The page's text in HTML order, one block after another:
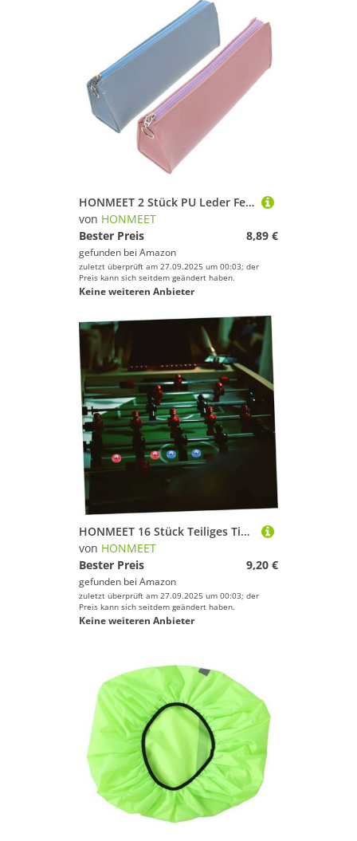
HONMEET 2 Stück PU Leder Federmäppchen Minimalistisches Mäppchen mit Reißverschluss Multifunktionale Stifttasche für Schule und Kosmetik Waschbar in Silber und Rosa Schreibwaren
von HONMEET
Bester Preis
8,89 €
gefunden bei Amazon
zuletzt überprüft am 27.09.2025 um 00:03; der
Preis kann sich seitdem geändert haben.
Keine weiteren Anbieter
HONMEET 16 Stück Teiliges Tisch Curling Spiel Zubehör mit Roten und Blauen Rollenden Perlen Leicht Gleitende Fußballspiel Ersatzteile für Mini Shuffleboard und Tischfußballspaß
von HONMEET
Bester Preis
9,20 €
gefunden bei Amazon
zuletzt überprüft am 27.09.2025 um 00:03; der
Preis kann sich seitdem geändert haben.
Keine weiteren Anbieter